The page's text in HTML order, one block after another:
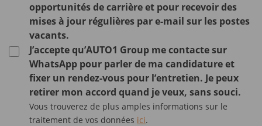
opportunités de carrière et pour recevoir des
mises à jour régulières par e-mail sur les postes
vacants.
J’accepte qu’AUTO1 Group me contacte sur
WhatsApp pour parler de ma candidature et
fixer un rendez-vous pour l’entretien. Je peux
retirer mon accord quand je veux, sans souci.
Vous trouverez de plus amples informations sur le
traitement de vos données ici.